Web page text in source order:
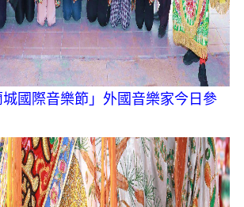
城國際音樂節」外國音樂家今日參